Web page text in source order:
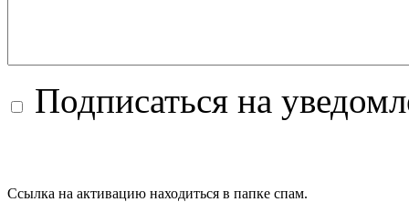
Подписаться на
Ссылка на активацию находиться в папке спам.